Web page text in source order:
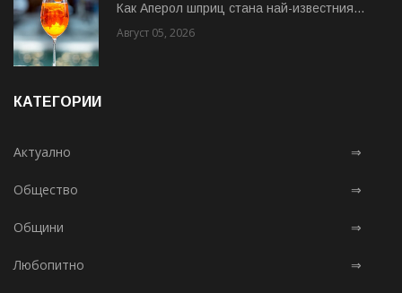
Как Аперол шприц стана най-известния...
Август 05, 2026
КАТЕГОРИИ
Актуално ⇒
Общество ⇒
Общини ⇒
Любопитно ⇒